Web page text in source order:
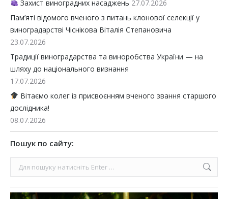
Захист виноградних насаджень 27.07.2026
Пам’яті відомого вченого з питань клонової селекції у
виноградарстві Чіснікова Віталія Степановича
23.07.2026
Традиції виноградарства та виноробства України — на
шляху до національного визнання
17.07.2026
Вітаємо колег із присвоєнням вченого звання старшого
дослідника!
08.07.2026
Пошук по сайту: